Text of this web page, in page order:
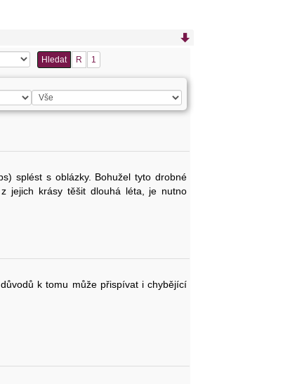
Hledat R 1
splést s oblázky. Bohužel tyto drobné
jejich krásy těšit dlouhá léta, je nutno
k tomu může přispívat i chybějící